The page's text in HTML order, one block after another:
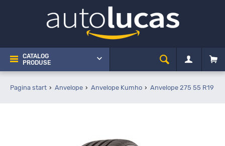
CATALOG
PRODUSE
Pagina start Anvelope Anvelope Kumho Anvelope 275 55 R19